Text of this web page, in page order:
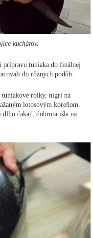
kuchárov.
prípravu tuniaka do finálnej
do rôznych podôb.
tuniakové rolky, nigri na
lotosovým koreňom.
dlho čakať, dobrota išla na